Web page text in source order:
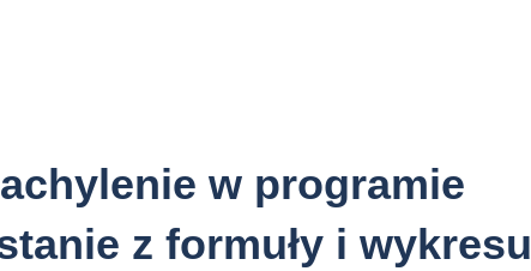
w programie
z formuły i wykresu